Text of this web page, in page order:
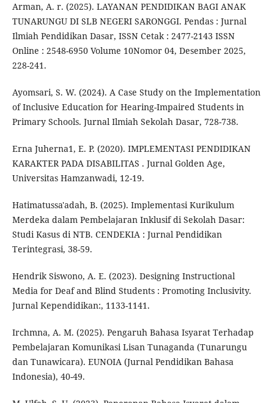
Arman, A. r. (2025). LAYANAN PENDIDIKAN BAGI ANAK
TUNARUNGU DI SLB NEGERI SARONGGI. Pendas : Jurnal
Ilmiah Pendidikan Dasar, ISSN Cetak : 2477-2143 ISSN
Online : 2548-6950 Volume 10Nomor 04, Desember 2025,
228-241.
Ayomsari, S. W. (2024). A Case Study on the Implementation
of Inclusive Education for Hearing-Impaired Students in
Primary Schools. Jurnal Ilmiah Sekolah Dasar, 728-738.
Erna Juherna1, E. P. (2020). IMPLEMENTASI PENDIDIKAN
KARAKTER PADA DISABILITAS . Jurnal Golden Age,
Universitas Hamzanwadi, 12-19.
Hatimatussa'adah, B. (2025). Implementasi Kurikulum
Merdeka dalam Pembelajaran Inklusif di Sekolah Dasar:
Studi Kasus di NTB. CENDEKIA : Jurnal Pendidikan
Terintegrasi, 38-59.
Hendrik Siswono, A. E. (2023). Designing Instructional
Media for Deaf and Blind Students : Promoting Inclusivity.
Jurnal Kependidikan:, 1133-1141.
Irchmna, A. M. (2025). Pengaruh Bahasa Isyarat Terhadap
Pembelajaran Komunikasi Lisan Tunaganda (Tunarungu
dan Tunawicara). EUNOIA (Jurnal Pendidikan Bahasa
Indonesia), 40-49.